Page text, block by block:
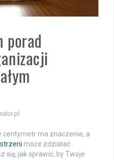
porad
centymetr ma znaczenie, a
może zdziałać
się, jak sprawić, by Twoje